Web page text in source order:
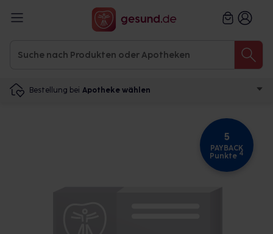
Bestellung bei Apotheke wählen
5
PAYBACK
Punkte 4